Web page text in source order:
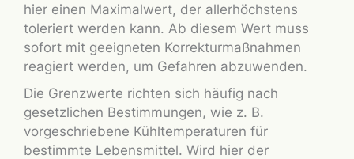
hier einen Maximalwert, der allerhöchstens
toleriert werden kann. Ab diesem Wert muss
sofort mit geeigneten Korrekturmaßnahmen
reagiert werden, um Gefahren abzuwenden.
Die Grenzwerte richten sich häufig nach
gesetzlichen Bestimmungen, wie z. B.
vorgeschriebene Kühltemperaturen für
bestimmte Lebensmittel. Wird hier der